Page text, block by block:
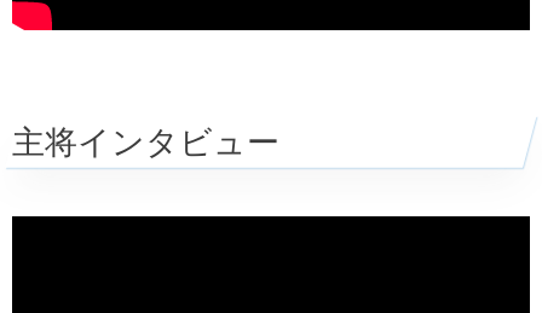
主将インタビュー